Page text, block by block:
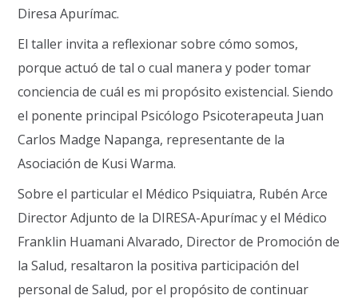
Diresa Apurímac.
El taller invita a reflexionar sobre cómo somos,
porque actuó de tal o cual manera y poder tomar
conciencia de cuál es mi propósito existencial. Siendo
el ponente principal Psicólogo Psicoterapeuta Juan
Carlos Madge Napanga, representante de la
Asociación de Kusi Warma.
Sobre el particular el Médico Psiquiatra, Rubén Arce
Director Adjunto de la DIRESA-Apurímac y el Médico
Franklin Huamani Alvarado, Director de Promoción de
la Salud, resaltaron la positiva participación del
personal de Salud, por el propósito de continuar